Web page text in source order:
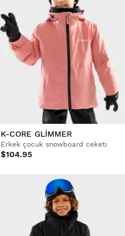
K-CORE GLIMMER
Erkek çocuk snowboard ceketi
$104.95